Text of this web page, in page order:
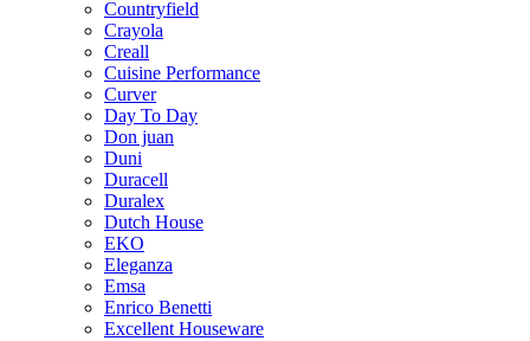
Countryfield
Crayola
Creall
Cuisine Performance
Curver
Day To Day
Don juan
Duni
Duracell
Duralex
Dutch House
EKO
Eleganza
Emsa
Enrico Benetti
Excellent Houseware